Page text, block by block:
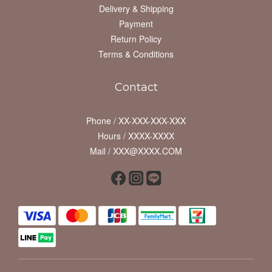
Delivery & Shipping
Payment
Return Policy
Terms & Conditions
Contact
Phone / XX-XXX-XXX-XXX
Hours / XXXX-XXXX
Mail / XXX@XXXX.COM